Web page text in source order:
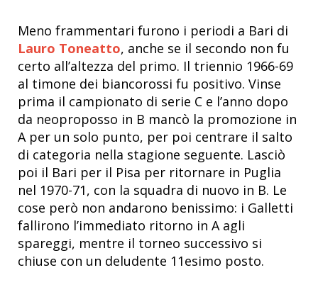
Meno frammentari furono i periodi a Bari di
Lauro Toneatto, anche se il secondo non fu
certo all’altezza del primo. Il triennio 1966-69
al timone dei biancorossi fu positivo. Vinse
prima il campionato di serie C e l’anno dopo
da neoproposso in B mancò la promozione in
A per un solo punto, per poi centrare il salto
di categoria nella stagione seguente. Lasciò
poi il Bari per il Pisa per ritornare in Puglia
nel 1970-71, con la squadra di nuovo in B. Le
cose però non andarono benissimo: i Galletti
fallirono l’immediato ritorno in A agli
spareggi, mentre il torneo successivo si
chiuse con un deludente 11esimo posto.